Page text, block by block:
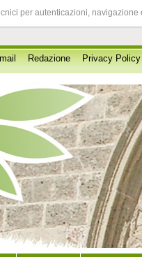
per autenticazioni,
Redazione Privacy Policy